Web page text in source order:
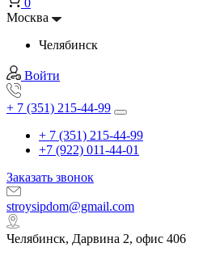
0
Москва
Челябинск
Войти
+ 7 (351) 215-44-99
+ 7 (351) 215-44-99
+7 (922) 011-44-01
Заказать звонок
stroysipdom@gmail.com
Челябинск, Дарвина 2, офис 406